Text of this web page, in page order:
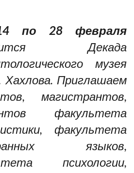
по 28 февраля
Декада
музея
Хахлова. Приглашаем
магистрантов,
факультета
факультета
языков,
психологии,